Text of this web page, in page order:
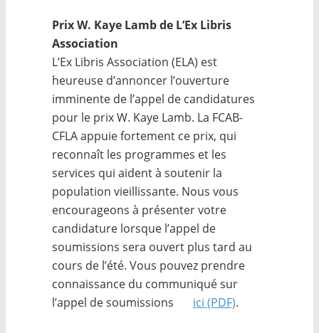
Prix W. Kaye Lamb de L’Ex Libris
Association
L’Ex Libris Association (ELA) est
heureuse d’annoncer l’ouverture
imminente de l’appel de candidatures
pour le prix W. Kaye Lamb. La FCAB-
CFLA appuie fortement ce prix, qui
reconnaît les programmes et les
services qui aident à soutenir la
population vieillissante. Nous vous
encourageons à présenter votre
candidature lorsque l’appel de
soumissions sera ouvert plus tard au
cours de l’été. Vous pouvez prendre
connaissance du communiqué sur
l’appel de soumissions
ici (PDF).